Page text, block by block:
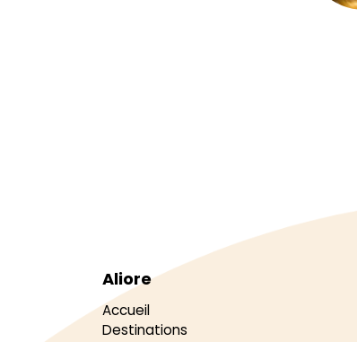
Aliore
Accueil
Destinations